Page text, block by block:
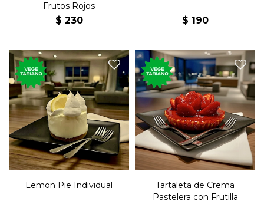
Frutos Rojos
$ 230 $ 190
Torta con crema de limón,
chantilly y topping de
merengue.
Lemon Pie Individual
Tartaleta con crema
pastelera y frutilla bañada
en jalea roja.
Tartaleta de Crema
Pastelera con Frutilla